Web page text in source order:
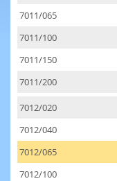
7011/065
7011/100
7011/150
7011/200
7012/020
7012/040
7012/065
7012/100